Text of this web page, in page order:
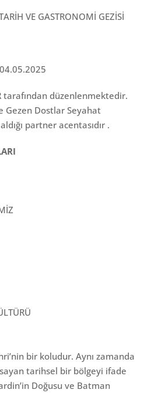
VE GASTRONOMİ GEZİSİ
tarafından düzenlenmektedir.
Gezen Dostlar Seyahat
partner acentasıdır .
bir koludur. Aynı zamanda
tarihsel bir bölgeyi ifade
Doğusu ve Batman